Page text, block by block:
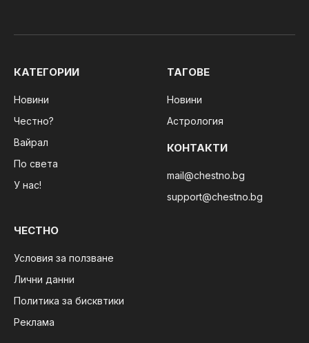
КАТЕГОРИИ
Новини
Честно?
Вайрал
По света
У нас!
ТАГОВЕ
Новини
Астрология
КОНТАКТИ
mail@chestno.bg
support@chestno.bg
ЧЕСТНО
Условия за ползване
Лични данни
Политика за бисквтики
Реклама